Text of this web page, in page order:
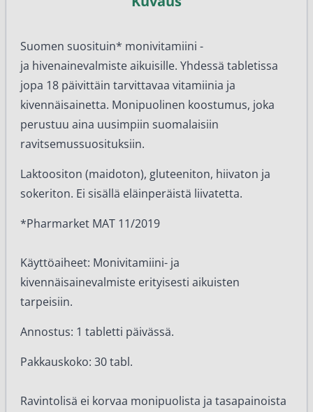
Suomen suosituin* monivitamiini -
ja hivenainevalmiste aikuisille. Yhdessä tabletissa
jopa 18 päivittäin tarvittavaa vitamiinia ja
kivennäisainetta. Monipuolinen koostumus, joka
perustuu aina uusimpiin suomalaisiin
ravitsemussuosituksiin.
Laktoositon (maidoton), gluteeniton, hiivaton ja
sokeriton. Ei sisällä eläinperäistä liivatetta.
*Pharmarket MAT 11/2019
Käyttöaiheet: Monivitamiini- ja
kivennäisainevalmiste erityisesti aikuisten
tarpeisiin.
Annostus: 1 tabletti päivässä.
Pakkauskoko: 30 tabl.
Ravintolisä ei korvaa monipuolista ja tasapainoista